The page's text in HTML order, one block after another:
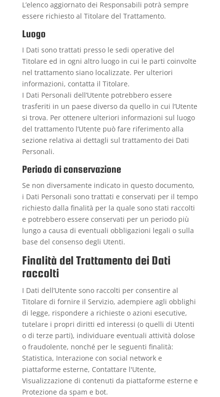
L’elenco aggiornato dei Responsabili potrà sempre
essere richiesto al Titolare del Trattamento.
Luogo
I Dati sono trattati presso le sedi operative del
Titolare ed in ogni altro luogo in cui le parti coinvolte
nel trattamento siano localizzate. Per ulteriori
informazioni, contatta il Titolare.
I Dati Personali dell’Utente potrebbero essere
trasferiti in un paese diverso da quello in cui l’Utente
si trova. Per ottenere ulteriori informazioni sul luogo
del trattamento l’Utente può fare riferimento alla
sezione relativa ai dettagli sul trattamento dei Dati
Personali.
Periodo di conservazione
Se non diversamente indicato in questo documento,
i Dati Personali sono trattati e conservati per il tempo
richiesto dalla finalità per la quale sono stati raccolti
e potrebbero essere conservati per un periodo più
lungo a causa di eventuali obbligazioni legali o sulla
base del consenso degli Utenti.
Finalità del Trattamento dei Dati
raccolti
I Dati dell’Utente sono raccolti per consentire al
Titolare di fornire il Servizio, adempiere agli obblighi
di legge, rispondere a richieste o azioni esecutive,
tutelare i propri diritti ed interessi (o quelli di Utenti
o di terze parti), individuare eventuali attività dolose
o fraudolente, nonché per le seguenti finalità:
Statistica, Interazione con social network e
piattaforme esterne, Contattare l'Utente,
Visualizzazione di contenuti da piattaforme esterne e
Protezione da spam e bot.